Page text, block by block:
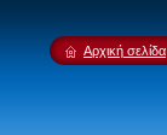
Αρχική σελίδα